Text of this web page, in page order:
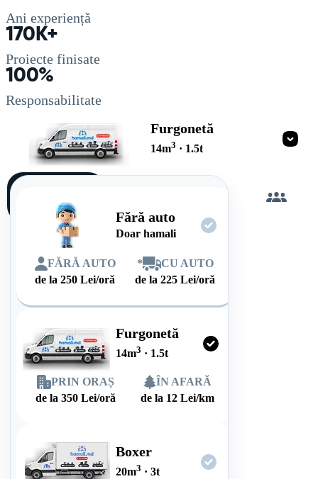
Ani experiență
170K+
Proiecte finisate
100%
Responsabilitate
Furgonetă
14m3 · 1.5t
Fără auto
Doar hamali
FĂRĂ AUTO
de la250 Lei/oră
*
CU AUTO
de la225 Lei/oră
Furgonetă
14m3 · 1.5t
PRIN ORAȘ
de la 350 Lei/oră
ÎN AFARĂ
de la 12 Lei/km
Boxer
20m3 · 3t
singur